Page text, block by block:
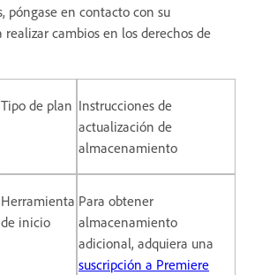
póngase en contacto con su
cambios en los derechos de
Tipo de plan Instrucciones de
actualización de
almacenamiento
Herramienta
de inicio
Para obtener
almacenamiento
adicional, adquiera una
suscripción a Premiere